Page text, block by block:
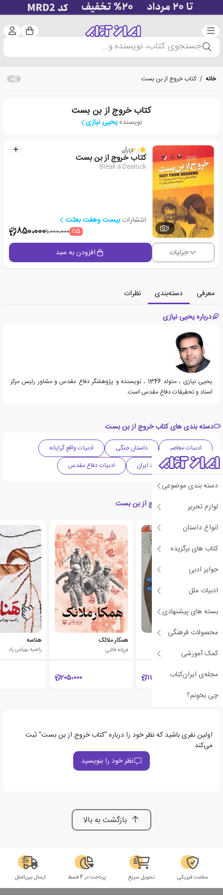
دسته‌بندی سبد
جستجوی کتاب، نویسنده و...
دسته بندی موضوعی
لوازم تحریر
انواع داستان
کتاب های برگزیده
جوایز ادبی
ادبیات ملل
بسته های پیشنهادی
محصولات فرهنگی
کمک آموزشی
مجله‌ی ایران‌کتاب
چی بخونم؟
خانه / کتاب خروج از بن بست
کتاب خروج از بن بست
نویسنده:یحیی نیازی
1
3.1از1رأی
کتاب خروج از بن بست
Break a Dealock
انتشارات:بیست وهفت بعثت
٪151،000،000850،000
جزئیات افزودن به سبد
معرفی دسته‌بندی
نظرات
درباره یحیی نیازی
یحیی نیازی ، متولد 1346 ، نویسنده و پژوهشگر دفاع مقدس و مشاور رئیس مرکز
اسناد و تحقیقات دفاع مقدس است.
دسته بندی های کتاب خروج از بن بست
ادبیات معاصر داستان جنگی
ادبیات واقع گرایانه
جنگی
ادبیات ایران ادبیات دفاع مقدس
کتاب های مرتبط با خروج از بن بست
منصور انوری
110،000
همکار ملائک
فرزانه قائنی
205،000
هناسه
راضیه بهرامی راد
اولین نفری باشید که نظر خود را درباره "کتاب خروج از بن بست" ثبت
می‌کند
نظر خود را بنویسید
بازگشت به بالا
سلامت فیزیکی تحویل سریع پرداخت در 4 قسط ارسال بین‌الملل